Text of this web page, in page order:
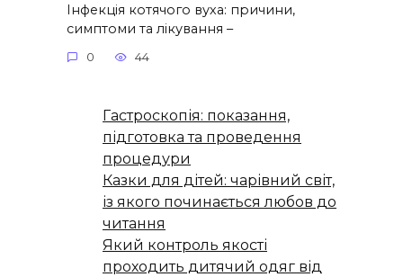
Інфекція котячого вуха: причини,
симптоми та лікування –
0 44
Гастроскопія: показання,
підготовка та проведення
процедури
Казки для дітей: чарівний світ,
із якого починається любов до
читання
Який контроль якості
проходить дитячий одяг від